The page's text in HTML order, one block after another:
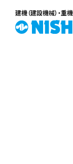
建機（建設機械）・重